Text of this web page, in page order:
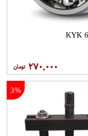
۲۷۰,۰۰۰
3%